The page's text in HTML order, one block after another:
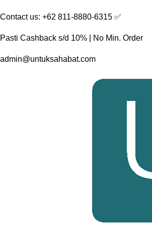
to
content
Contact us: +62 811-8880-6315 ✅︎
Pasti Cashback s/d 10% | No Min. Order
admin@untuksahabat.com